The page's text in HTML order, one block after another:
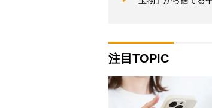
注目TOPIC